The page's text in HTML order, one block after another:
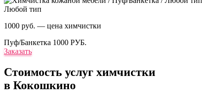
Любой тип
1000 руб. — цена химчистки
Пуф/Банкетка 1000 РУБ.
Заказать
Стоимость услуг химчистки
в Кокошкино